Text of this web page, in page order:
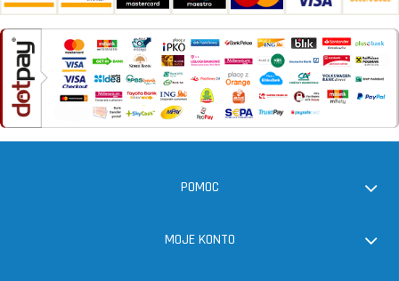
POMOC
MOJE KONTO